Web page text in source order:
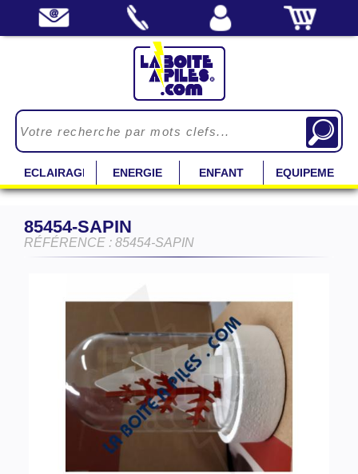
ECLAIRAGE ENERGIE ENFANT EQUIPEMENT
85454-SAPIN
RÉFÉRENCE : 85454-SAPIN